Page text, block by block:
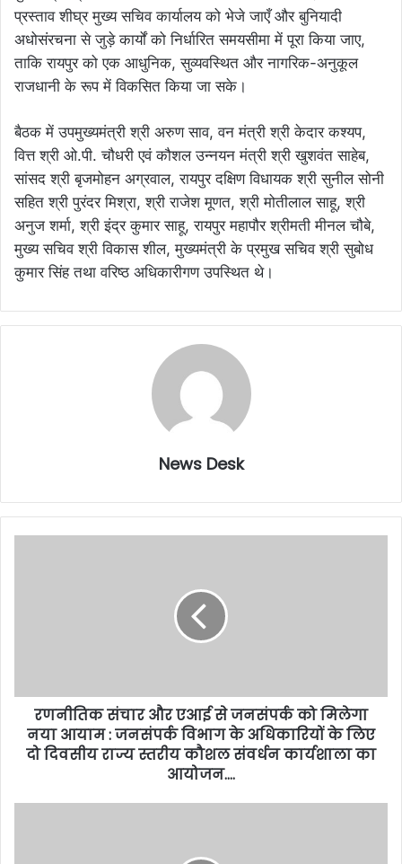
प्रस्ताव शीघ्र मुख्य सचिव कार्यालय को भेजे जाएँ और बुनियादी
अधोसंरचना से जुड़े कार्यों को निर्धारित समयसीमा में पूरा किया जाए,
ताकि रायपुर को एक आधुनिक, सुव्यवस्थित और नागरिक-अनुकूल
राजधानी के रूप में विकसित किया जा सके।
बैठक में उपमुख्यमंत्री श्री अरुण साव, वन मंत्री श्री केदार कश्यप,
वित्त श्री ओ.पी. चौधरी एवं कौशल उन्नयन मंत्री श्री खुशवंत साहेब,
सांसद श्री बृजमोहन अग्रवाल, रायपुर दक्षिण विधायक श्री सुनील सोनी
सहित श्री पुरंदर मिश्रा, श्री राजेश मूणत, श्री मोतीलाल साहू, श्री
अनुज शर्मा, श्री इंद्र कुमार साहू, रायपुर महापौर श्रीमती मीनल चौबे,
मुख्य सचिव श्री विकास शील, मुख्यमंत्री के प्रमुख सचिव श्री सुबोध
कुमार सिंह तथा वरिष्ठ अधिकारीगण उपस्थित थे।
News Desk
रणनीतिक संचार और एआई से जनसंपर्क को मिलेगा
नया आयाम : जनसंपर्क विभाग के अधिकारियों के लिए
दो दिवसीय राज्य स्तरीय कौशल संवर्धन कार्यशाला का
आयोजन….